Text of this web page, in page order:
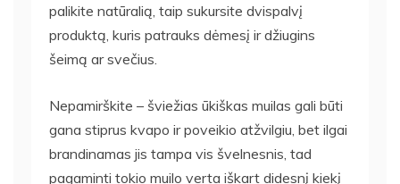
palikite natūralią, taip sukursite dvispalvį
produktą, kuris patrauks dėmesį ir džiugins
šeimą ar svečius.
Nepamirškite – šviežias ūkiškas muilas gali būti
gana stiprus kvapo ir poveikio atžvilgiu, bet ilgai
brandinamas jis tampa vis švelnesnis, tad
pagaminti tokio muilo verta iškart didesnį kiekį